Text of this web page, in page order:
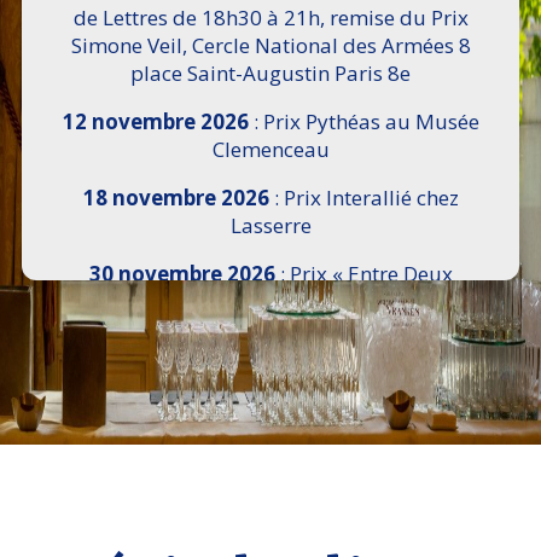
de Lettres de 18h30 à 21h, remise du Prix
Simone Veil, Cercle National des Armées 8
place Saint-Augustin Paris 8e
12 novembre 2026: Prix Pythéas au Musée
Clemenceau
18 novembre 2026: Prix Interallié chez
Lasserre
30 novembre 2026: Prix « Entre Deux
Rives » I Scemi Astutti au Sénat
7 décembre 2026 :16e Salon de l’Histoire de
18h30 à 21h, remise du Prix du Guesclin,
Cercle National des Armées 8 place Saint-
Augustin Paris 8e